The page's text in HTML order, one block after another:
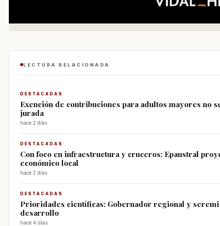
LECTURA RELACIONADA
DESTACADAS
Exención de contribuciones para adultos mayores no
jurada
hace 2 días
DESTACADAS
Con foco en infraestructura y cruceros: Epaustral
económico local
hace 2 días
DESTACADAS
Prioridades científicas: Gobernador regional y
desarrollo
hace 4 días